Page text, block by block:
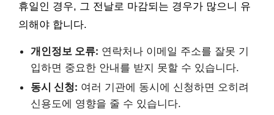
휴일인 경우, 그 전날로 마감되는 경우가 많으니 유
의해야 합니다.
개인정보 오류: 연락처나 이메일 주소를 잘못 기
입하면 중요한 안내를 받지 못할 수 있습니다.
동시 신청: 여러 기관에 동시에 신청하면 오히려
신용도에 영향을 줄 수 있습니다.